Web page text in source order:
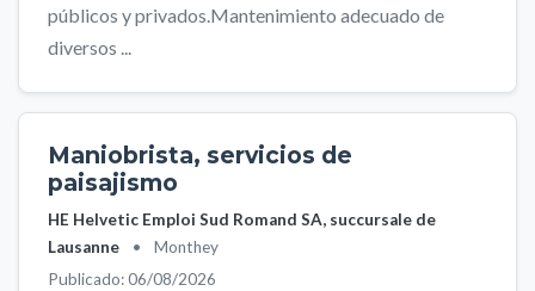
públicos y privados.Mantenimiento adecuado de
diversos ...
Maniobrista, servicios de
paisajismo
HE Helvetic Emploi Sud Romand SA, succursale de
Lausanne
•
Monthey
Publicado: 06/08/2026